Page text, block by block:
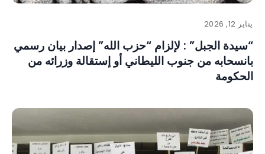
يناير 12, 2026
“سيدة الجبل” : لإلزام “حزب الله” إصدار بيان رسمي
بانسحابه من جنوب الليطاني أو إستقالة وزرائه من
الحكومة